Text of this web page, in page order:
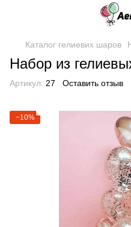
Каталог гелиевих шаров
Набор из
Артикул: 27 Оставить отзыв
−10%